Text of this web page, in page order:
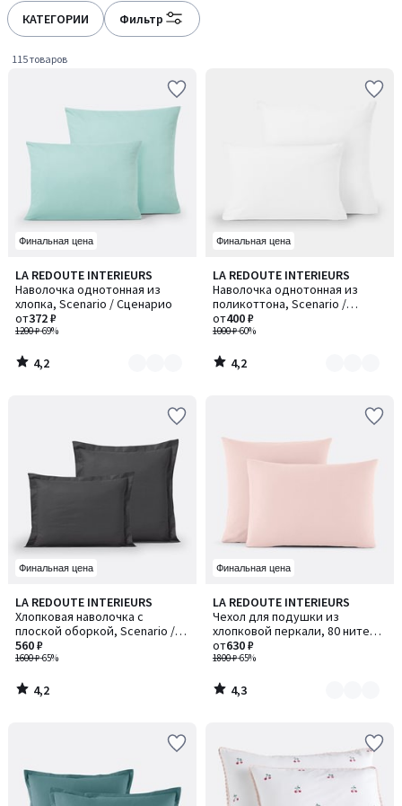
КАТЕГОРИИ Фильтр
115 товаров
Финальная цена
LA REDOUTE INTERIEURS
Наволочка однотонная из
хлопка, Scenario / Сценарио
1200 ₽-69%
от372 ₽
4,2
/ 5
Количество
цветов:
8
4,2
/
Финальная цена
LA REDOUTE INTERIEURS
Наволочка однотонная из
поликоттона, Scenario /
Сценарио
1000 ₽-60%
от400 ₽
4,2
/ 5
Количество
цветов:
6
4,2
/
Финальная цена
LA REDOUTE INTERIEURS
Хлопковая наволочка с
плоской оборкой, Scenario /
Сценарио
1600 ₽-65%
560 ₽
4,2
/ 5
4,2
/
Финальная цена
LA REDOUTE INTERIEURS
Чехол для подушки из
хлопковой перкали, 80 нитей/
см², Scenario / Сценарио
1800 ₽-65%
от630 ₽
4,3
/ 5
Количество
цветов:
4
4,3
/